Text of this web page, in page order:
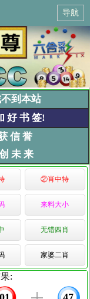
导航
到本站
好 书 签!
信 誉
未 来
②肖中特
来料大小
无错四肖
家婆二肖